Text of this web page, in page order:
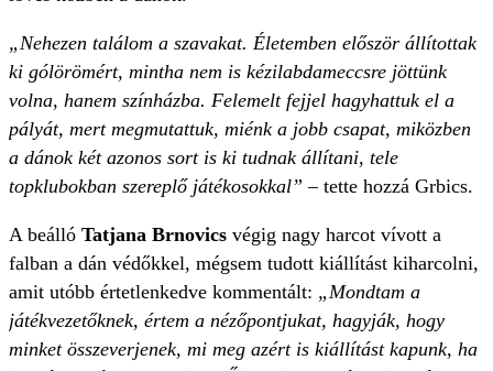
„Nehezen találom a szavakat. Életemben először állítottak
ki gólörömért, mintha nem is kézilabdameccsre jöttünk
volna, hanem színházba. Felemelt fejjel hagyhattuk el a
pályát, mert megmutattuk, miénk a jobb csapat, miközben
a dánok két azonos sort is ki tudnak állítani, tele
topklubokban szereplő játékosokkal”– tette hozzá Grbics.
A beálló Tatjana Brnovics végig nagy harcot vívott a
falban a dán védőkkel, mégsem tudott kiállítást kiharcolni,
amit utóbb értetlenkedve kommentált: „Mondtam a
játékvezetőknek, értem a nézőpontjukat, hagyják, hogy
minket összeverjenek, mi meg azért is kiállítást kapunk, ha